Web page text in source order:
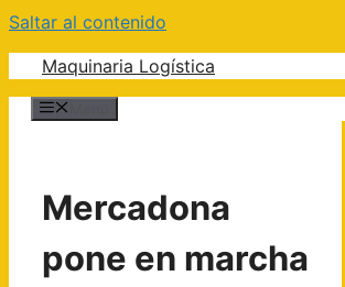
Saltar al contenido
Maquinaria Logística
Mercadona
pone en marcha